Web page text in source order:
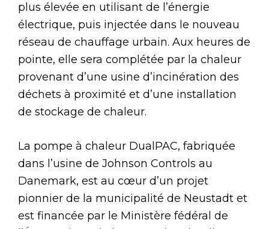
plus élevée en utilisant de l’énergie
électrique, puis injectée dans le nouveau
réseau de chauffage urbain. Aux heures de
pointe, elle sera complétée par la chaleur
provenant d’une usine d’incinération des
déchets à proximité et d’une installation
de stockage de chaleur.
La pompe à chaleur DualPAC, fabriquée
dans l’usine de Johnson Controls au
Danemark, est au cœur d’un projet
pionnier de la municipalité de Neustadt et
est financée par le Ministère fédéral de